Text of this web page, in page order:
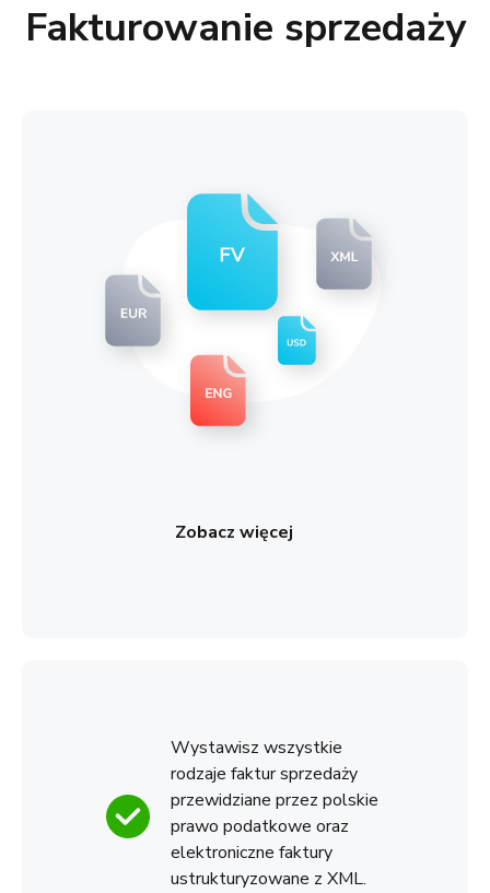
Fakturowanie sprzedaży
Zobacz więcej
Wystawisz wszystkie
rodzaje faktur sprzedaży
przewidziane przez polskie
prawo podatkowe oraz
elektroniczne faktury
ustrukturyzowane z XML.